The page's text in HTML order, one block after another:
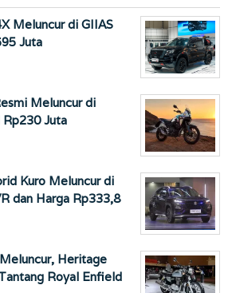
Meluncur di GIIAS
Juta
Meluncur di
Juta
Kuro Meluncur di
dan Harga Rp333,8
Heritage
Royal Enfield